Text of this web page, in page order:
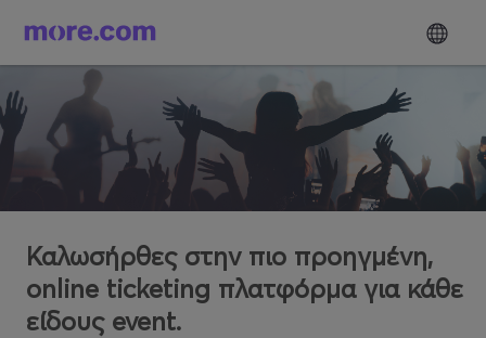
Καλωσήρθες στην πιο προηγμένη,
online ticketing πλατφόρμα για κάθε
είδους event.